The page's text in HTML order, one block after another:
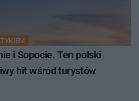
i Sopocie. Ten polski
hit wśród turystów